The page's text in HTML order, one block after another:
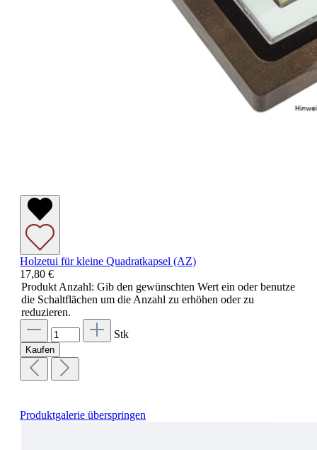
Holzetui für kleine Quadratkapsel (AZ)
17,80 €
Produkt Anzahl: Gib den gewünschten Wert ein oder benutze
die Schaltflächen um die Anzahl zu erhöhen oder zu
reduzieren.
Stk
Kaufen
Produktgalerie überspringen